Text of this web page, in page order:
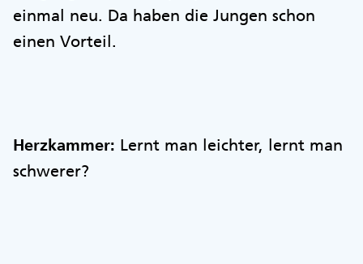
einmal neu. Da haben die Jungen schon
einen Vorteil.
Herzkammer: Lernt man leichter, lernt man
schwerer?